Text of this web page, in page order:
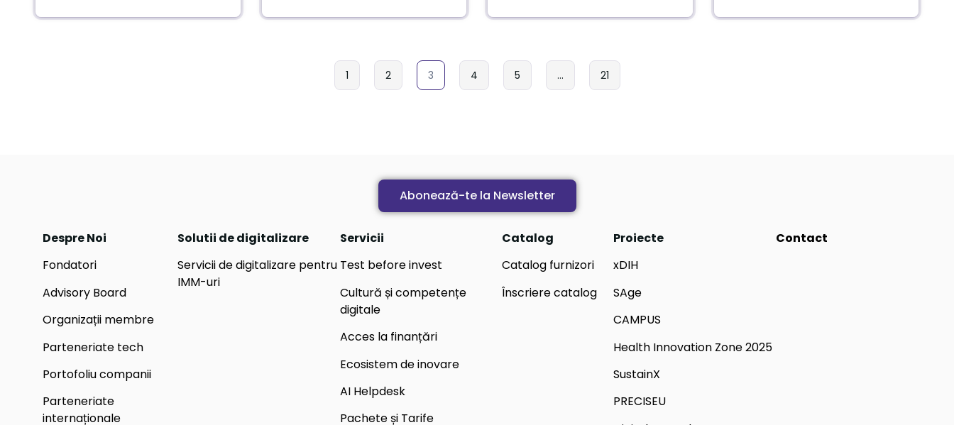
1 2 3 4 5 … 21
Abonează-te la Newsletter
Despre Noi
Fondatori
Advisory Board
Organizații membre
Parteneriate tech
Portofoliu companii
Parteneriate
internaționale
Solutii de digitalizare
Servicii de digitalizare pentru
IMM-uri
Servicii
Test before invest
Cultură și competențe
digitale
Acces la finanțări
Ecosistem de inovare
AI Helpdesk
Pachete și Tarife
Catalog
Catalog furnizori
Înscriere catalog
Proiecte
xDIH
SAge
CAMPUS
Health Innovation Zone 2025
SustainX
PRECISEU
Contact